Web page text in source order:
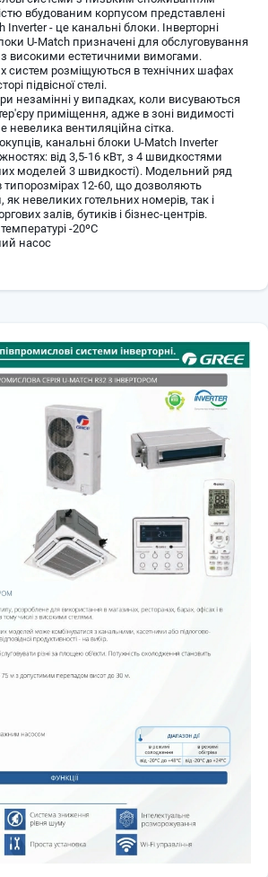
вбудованим корпусом представлені
Inverter - це канальні блоки. Інверторні
U-Match призначені для обслуговування
з високими естетичними вимогами.
систем розміщуються в технічних шафах
підвісної стелі.
незамінні у випадках, коли висуваються
приміщення, адже в зоні видимості
невелика вентиляційна сітка.
канальні блоки U-Match Inverter
від 3,5-16 кВт, з 4 швидкостями
моделей 3 швидкості). Модельний ряд
12-60, що дозволяють
невеликих готельних номерів, так і
залів, бутиків і бізнес-центрів.
-20ºС
насос